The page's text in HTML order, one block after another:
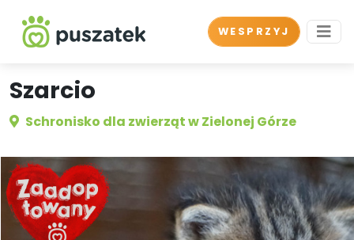
WESPRZYJ
Szarcio
Schronisko dla zwierząt w Zielonej Górze